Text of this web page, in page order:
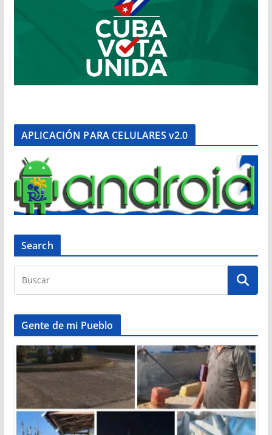
APLICACIÓN PARA CELULARES v2.0
Search
Gente de mi Pueblo